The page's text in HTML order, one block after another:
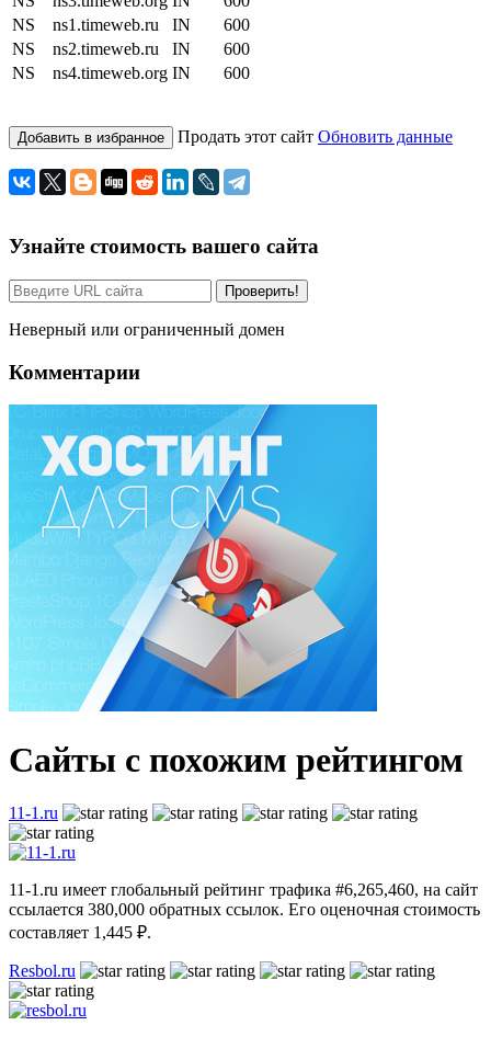
NS
ns1.timeweb.ru IN
600
NS
ns2.timeweb.ru IN
600
NS
ns4.timeweb.org IN 600
Добавить в избранное Продать этот сайт Обновить данные
Узнайте стоимость вашего сайта
Проверить!
Неверный или ограниченный домен
Комментарии
Сайты с похожим рейтингом
11-1.ru
11-1.ru имеет глобальный рейтинг трафика #6,265,460, на сайт
ссылается 380,000 обратных ссылок. Его оценочная стоимость
составляет 1,445 ₽.
Resbol.ru